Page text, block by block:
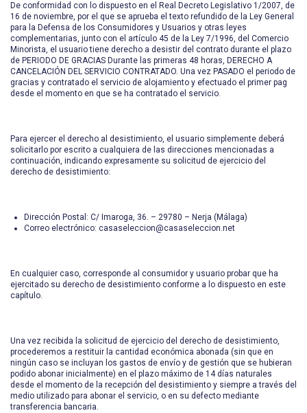
De conformidad con lo dispuesto en el Real Decreto Legislativo 1/2007, de
16 de noviembre, por el que se aprueba el texto refundido de la Ley General
para la Defensa de los Consumidores y Usuarios y otras leyes
complementarias, junto con el artículo 45 de la Ley 7/1996, del Comercio
Minorista, el usuario tiene derecho a desistir del contrato durante el plazo
de PERIODO DE GRACIAS Durante las primeras 48 horas, DERECHO A
CANCELACIÓN DEL SERVICIO CONTRATADO. Una vez PASADO el periodo de
gracias y contratado el servicio de alojamiento y efectuado el primer pag
desde el momento en que se ha contratado el servicio.
Para ejercer el derecho al desistimiento, el usuario simplemente deberá
solicitarlo por escrito a cualquiera de las direcciones mencionadas a
continuación, indicando expresamente su solicitud de ejercicio del
derecho de desistimiento:
Dirección Postal: C/ Imaroga, 36. – 29780 – Nerja (Málaga)
Correo electrónico: casaseleccion@casaseleccion.net
En cualquier caso, corresponde al consumidor y usuario probar que ha
ejercitado su derecho de desistimiento conforme a lo dispuesto en este
capítulo.
Una vez recibida la solicitud de ejercicio del derecho de desistimiento,
procederemos a restituir la cantidad económica abonada (sin que en
ningún caso se incluyan los gastos de envío y de gestión que se hubieran
podido abonar inicialmente) en el plazo máximo de 14 días naturales
desde el momento de la recepción del desistimiento y siempre a través del
medio utilizado para abonar el servicio, o en su defecto mediante
transferencia bancaria.